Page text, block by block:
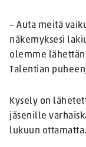
– Auta meitä
näkemyksesi
olemme
Talentian
Kysely on
jäsenille
lukuun ottamatta.